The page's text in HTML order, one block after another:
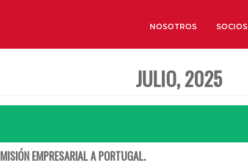
NOSOTROS SOCIOS
JULIO, 2025
MISIÓN EMPRESARIAL A PORTUGAL.